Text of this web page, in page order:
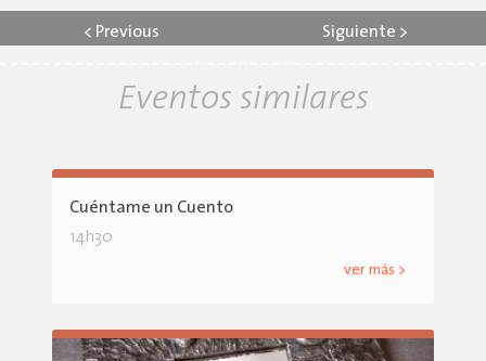
< Previous Siguiente >
Eventos similares
Cuéntame un Cuento
14h30
ver más >